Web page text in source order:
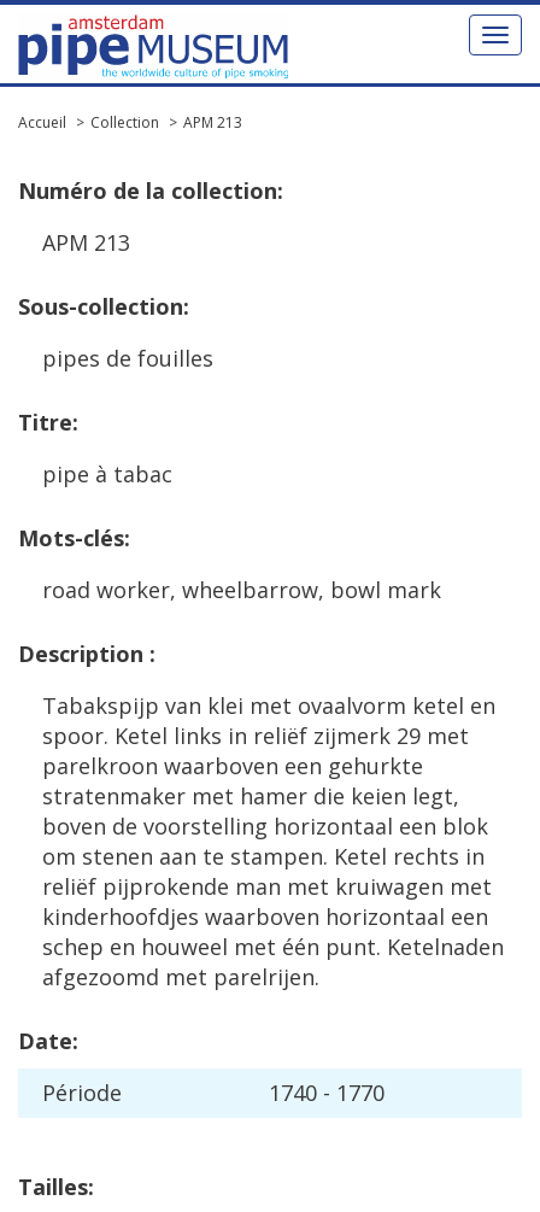
Toggle
Accueil Collection APM 213
Numéro de la collection:
APM 213
Sous-collection:
pipes de fouilles
Titre:
pipe à tabac
Mots-clés:
road worker, wheelbarrow, bowl mark
Description :
Tabakspijp van klei met ovaalvorm ketel en
spoor. Ketel links in reliëf zijmerk 29 met
parelkroon waarboven een gehurkte
stratenmaker met hamer die keien legt,
boven de voorstelling horizontaal een blok
om stenen aan te stampen. Ketel rechts in
reliëf pijprokende man met kruiwagen met
kinderhoofdjes waarboven horizontaal een
schep en houweel met één punt. Ketelnaden
afgezoomd met parelrijen.
Date:
Période 1740 - 1770
Tailles: